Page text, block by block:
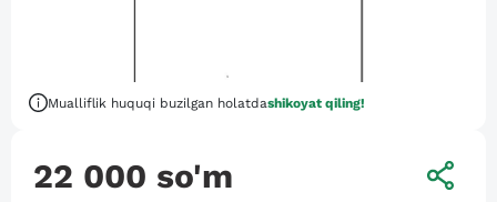
Mualliflik huquqi buzilgan holatdashikoyat qiling!
22 000 so'm